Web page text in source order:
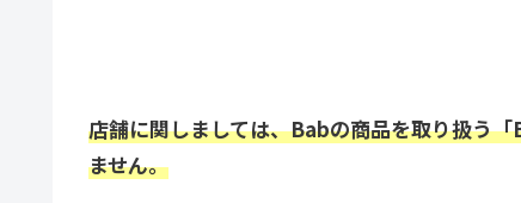
店舗に関しましては、Babの商品を取り扱う
ません。